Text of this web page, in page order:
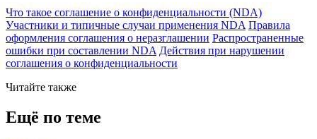
Что такое соглашение о конфиденциальности (NDA)
Участники и типичные случаи применения NDA Правила
оформления соглашения о неразглашении Распространенные
ошибки при составлении NDA Действия при нарушении
соглашения о конфиденциальности
Читайте также
Ещё по теме